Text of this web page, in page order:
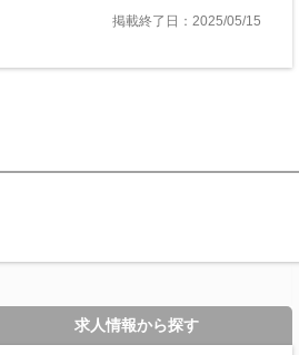
掲載終了日：2025/05/15
求人情報から探す